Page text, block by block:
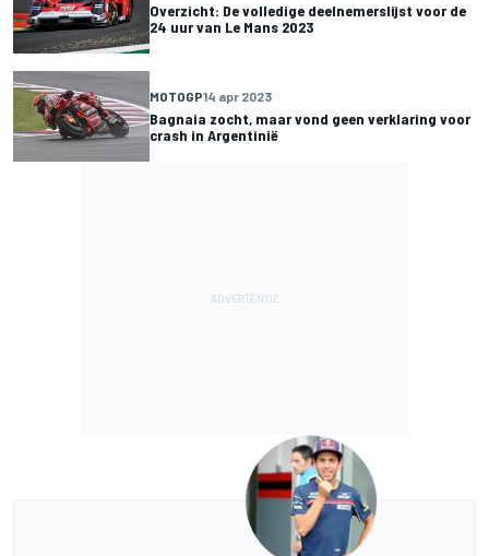
Overzicht: De volledige deelnemerslijst voor de
24 uur van Le Mans 2023
MOTOGP14 apr 2023
Bagnaia zocht, maar vond geen verklaring voor
crash in Argentinië